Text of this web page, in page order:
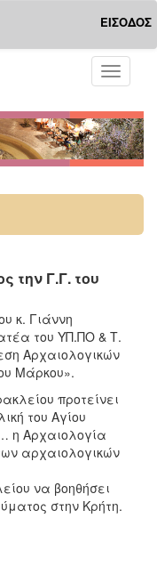
ΕΙΣΟΔΟΣ
Toggle
την Γ.Γ. του
κ. Γιάννη
του ΥΠ.ΠΟ & Τ.
Αρχαιολογικών
Μάρκου».
προτείνει
του Αγίου
η Αρχαιολογία
αρχαιολογικών
να βοηθήσει
στην Κρήτη.